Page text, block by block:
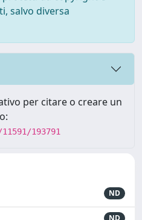
salvo diversa
per citare o creare un
193791
ND